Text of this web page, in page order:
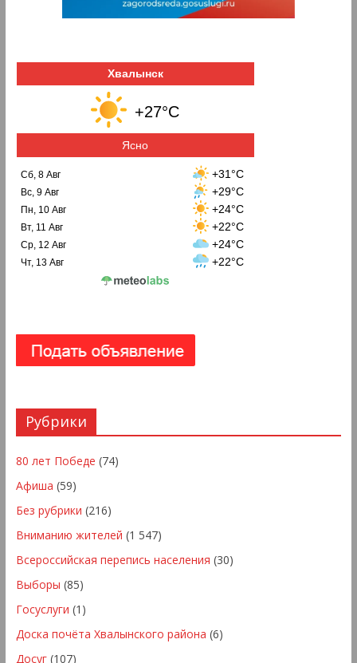
Хвалынск
+27°C
Ясно
Сб, 8 Авг +31°C
Вс, 9 Авг +29°C
Пн, 10 Авг +24°C
Вт, 11 Авг +22°C
Ср, 12 Авг +24°C
Чт, 13 Авг +22°C
Рубрики
80 лет Победе (74)
Афиша (59)
Без рубрики (216)
Вниманию жителей (1 547)
Всероссийская перепись населения (30)
Выборы (85)
Госуслуги (1)
Доска почёта Хвалынского района (6)
Досуг(107)